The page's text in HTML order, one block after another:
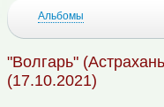
Альбомы
"Волгарь"
(17.10.2021)